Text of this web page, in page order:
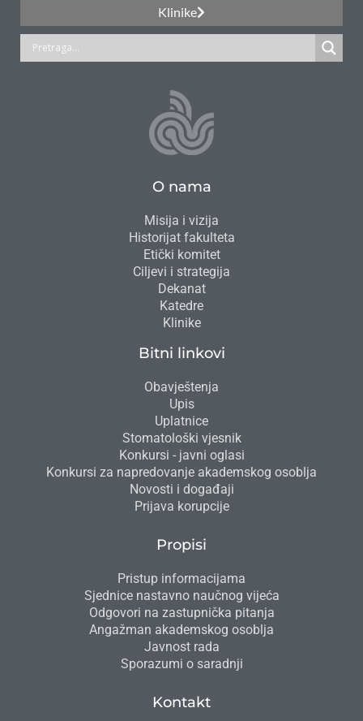
Klinike
O nama
Misija i vizija
Historijat fakulteta
Etički komitet
Ciljevi i strategija
Dekanat
Katedre
Klinike
Bitni linkovi
Obavještenja
Upis
Uplatnice
Stomatološki vjesnik
Konkursi - javni oglasi
Konkursi za napredovanje akademskog osoblja
Novosti i događaji
Prijava korupcije
Propisi
Pristup informacijama
Sjednice nastavno naučnog vijeća
Odgovori na zastupnička pitanja
Angažman akademskog osoblja
Javnost rada
Sporazumi o saradnji
Kontakt